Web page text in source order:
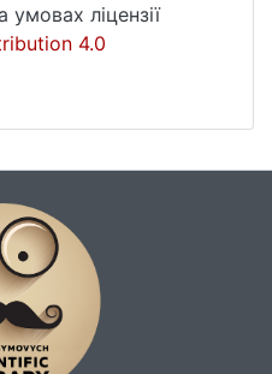
ліцензії
4.0